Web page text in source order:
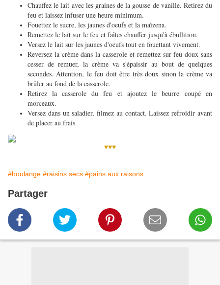
Chauffez le lait avec les graines de la gousse de vanille. Retirez du
feu et laissez infuser une heure minimum.
Fouettez le sucre, les jaunes d'oeufs et la maïzena.
Remettez le lait sur le feu et faîtes chauffer jusqu'à ébullition.
Versez le lait sur les jaunes d'oeufs tout en fouettant vivement.
Reversez la crème dans la casserole et remettez sur feu doux sans
cesser de remuer, la crème va s'épaissir au bout de quelques
secondes. Attention, le feu doit être très doux sinon la crème va
brûler au fond de la casserole.
Retirez la casserole du feu et ajoutez le beurre coupé en
morceaux.
Versez dans un saladier, filmez au contact. Laissez refroidir avant
de placer au frais.
♥♥♥
#boulange #raisins secs #pains aux raisons
Partager